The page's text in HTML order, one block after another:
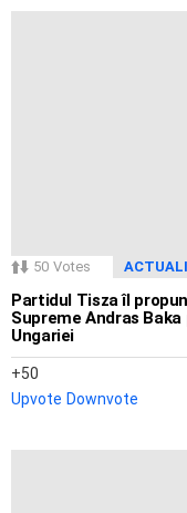
50 Votes
Partidul Tisza îl
Supreme Andras
Ungariei
50
Upvote Downvote